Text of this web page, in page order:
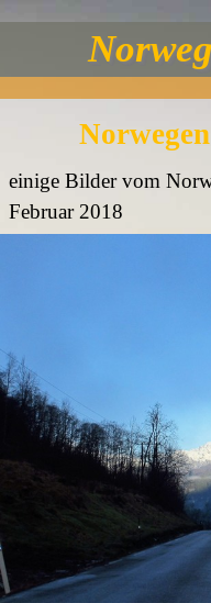
einige Bilder vom
Februar 2018